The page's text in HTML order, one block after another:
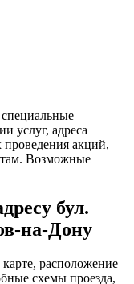
услуг, адреса
акций,
Возможные
бул.
на-Дону
расположение
схемы проезда,